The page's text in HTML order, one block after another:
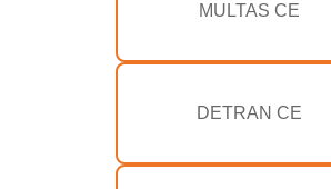
MULTAS CE
DETRAN CE